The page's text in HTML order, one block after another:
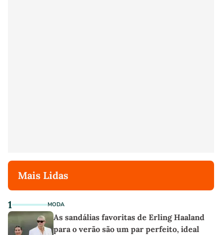
Mais Lidas
1 MODA
As sandálias favoritas de Erling Haaland
para o verão são um par perfeito, ideal